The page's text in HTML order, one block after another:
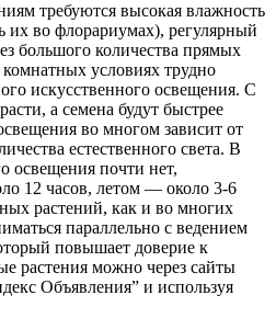
требуются высокая влажность
их во флорариумах), регулярный
большого количества прямых
условиях трудно
искусственного освещения. С
а семена будут быстрее
во многом зависит от
естественного света. В
освещения почти нет,
12 часов, летом — около 3-6
растений, как и во многих
параллельно с ведением
повышает доверие к
растения можно через сайты
Объявления” и используя